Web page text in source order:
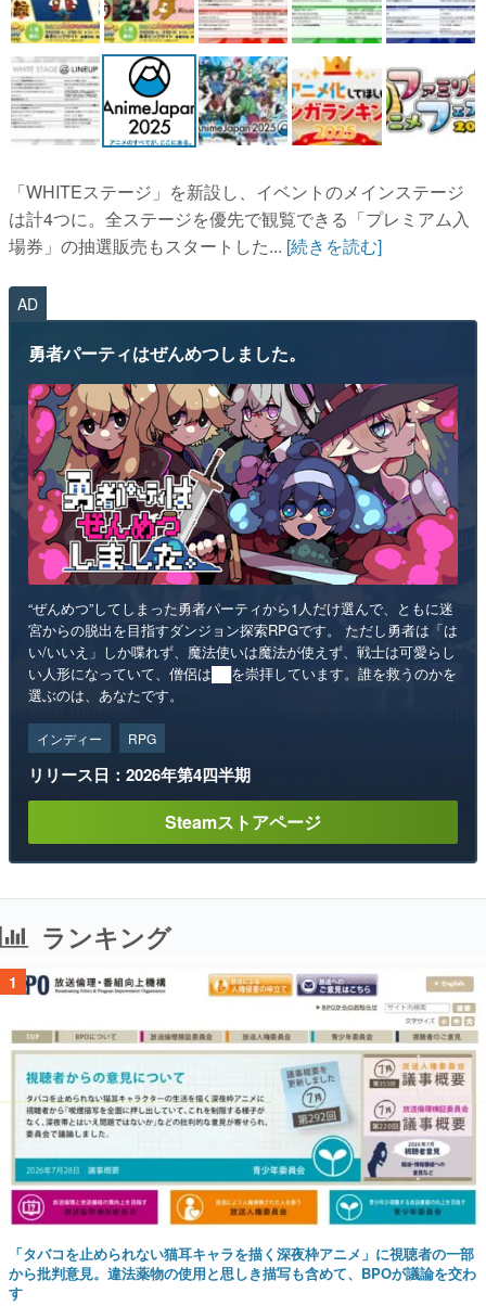
「WHITEステージ」を新設し、イベントのメインステージ
は計4つに。全ステージを優先で観覧できる「プレミアム入
場券」の抽選販売もスタートした... [続きを読む]
AD
勇者パーティはぜんめつしました。
“ぜんめつ”してしまった勇者パーティから1人だけ選んで、ともに迷
宮からの脱出を目指すダンジョン探索RPGです。 ただし勇者は「は
い/いいえ」しか喋れず、魔法使いは魔法が使えず、戦士は可愛らし
い人形になっていて、僧侶は██を崇拝しています。誰を救うのかを
選ぶのは、あなたです。
インディー RPG
リリース日：2026年第4四半期
Steamストアページ
ランキング
1
「タバコを止められない猫耳キャラを描く深夜枠アニメ」に視聴者の一部
から批判意見。違法薬物の使用と思しき描写も含めて、BPOが議論を交わ
す